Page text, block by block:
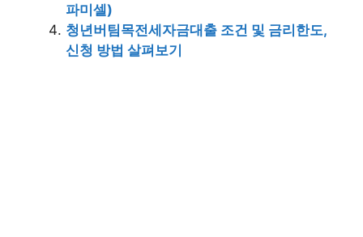
파미셀)
청년버팀목전세자금대출 조건 및 금리한도,
신청 방법 살펴보기